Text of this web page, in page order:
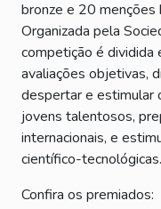
bronze e 20 menções
Organizada pela
competição é
avaliações objetivas,
despertar e estimular
jovens talentosos,
internacionais, e
científico-tecnológicas.
Confira os premiados: